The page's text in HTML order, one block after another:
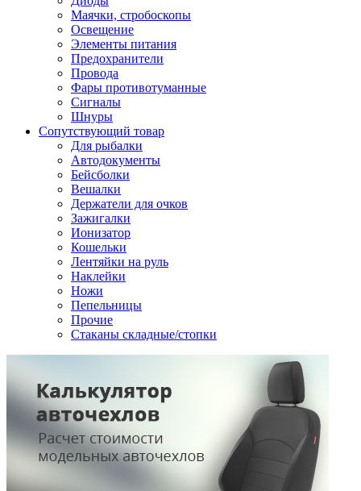
Маячки, стробоскопы
Освещение
Элементы питания
Предохранители
Провода
Фары противотуманные
Сигналы
Шнуры
Сопутствующий товар
Для рыбалки
Автодокументы
Бейсболки
Вешалки
Держатели для очков
Зажигалки
Ионизатор
Кошельки
Лентяйки на руль
Наклейки
Ножи
Пепельницы
Прочие
Стаканы складные/стопки